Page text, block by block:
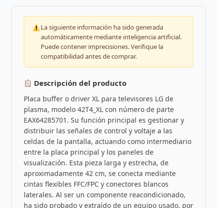
La siguiente información ha sido generada
automáticamente mediante inteligencia artificial.
Puede contener imprecisiones. Verifique la
compatibilidad antes de comprar.
Descripción del producto
Placa buffer o driver XL para televisores LG de
plasma, modelo 42T4_XL con número de parte
EAX64285701. Su función principal es gestionar y
distribuir las señales de control y voltaje a las
celdas de la pantalla, actuando como intermediario
entre la placa principal y los paneles de
visualización. Esta pieza larga y estrecha, de
aproximadamente 42 cm, se conecta mediante
cintas flexibles FFC/FPC y conectores blancos
laterales. Al ser un componente reacondicionado,
ha sido probado y extraído de un equipo usado, por